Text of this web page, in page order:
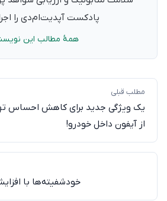
پادکست آپدیت‌ام‌دی را
همهٔ مطالب این
مطلب قبلی
یک ویژگی جدید برای کاهش احساس
از آیفون داخل خودرو!
خودشفیته‌ها با